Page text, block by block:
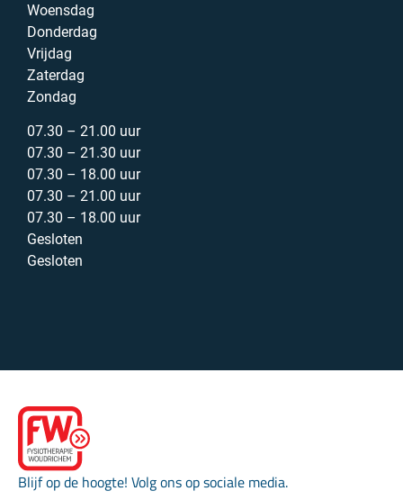
Woensdag
Donderdag
Vrijdag
Zaterdag
Zondag
07.30 – 21.00 uur
07.30 – 21.30 uur
07.30 – 18.00 uur
07.30 – 21.00 uur
07.30 – 18.00 uur
Gesloten
Gesloten
Blijf op de hoogte! Volg ons op sociale media.